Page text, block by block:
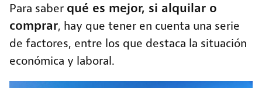
Para saber qué es mejor, si alquilar o
comprar, hay que tener en cuenta una serie
de factores, entre los que destaca la situación
económica y laboral.